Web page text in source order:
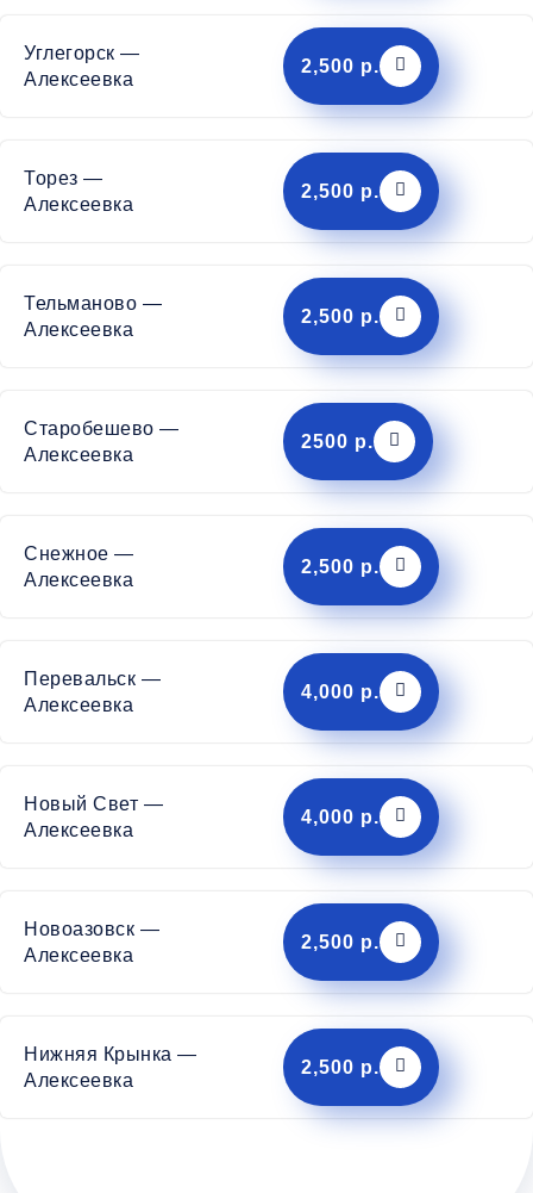
Углегорск —
Алексеевка
2,500 р.
Торез —
Алексеевка
2,500 р.
Тельманово —
Алексеевка
2,500 р.
Старобешево —
Алексеевка
2500 р.
Снежное —
Алексеевка
2,500 р.
Перевальск —
Алексеевка
4,000 р.
Новый Свет —
Алексеевка
4,000 р.
Новоазовск —
Алексеевка
2,500 р.
Нижняя Крынка —
Алексеевка
2,500 р.